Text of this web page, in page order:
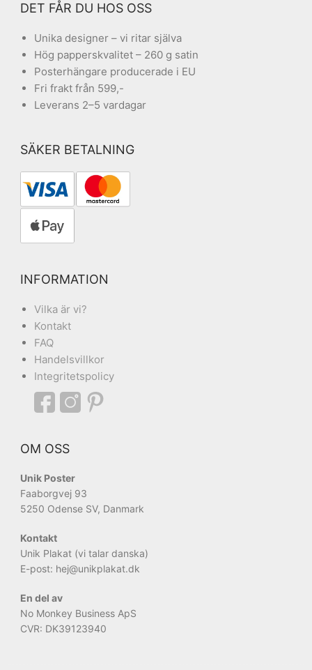
DET FÅR DU HOS OSS
Unika designer – vi ritar själva
Hög papperskvalitet – 260 g satin
Posterhängare producerade i EU
Fri frakt från 599,-
Leverans 2–5 vardagar
SÄKER BETALNING
INFORMATION
Vilka är vi?
Kontakt
FAQ
Handelsvillkor
Integritetspolicy
OM OSS
Unik Poster
Faaborgvej 93
5250 Odense SV, Danmark
Kontakt
Unik Plakat (vi talar danska)
E-post: hej@unikplakat.dk
En del av
No Monkey Business ApS
CVR: DK39123940